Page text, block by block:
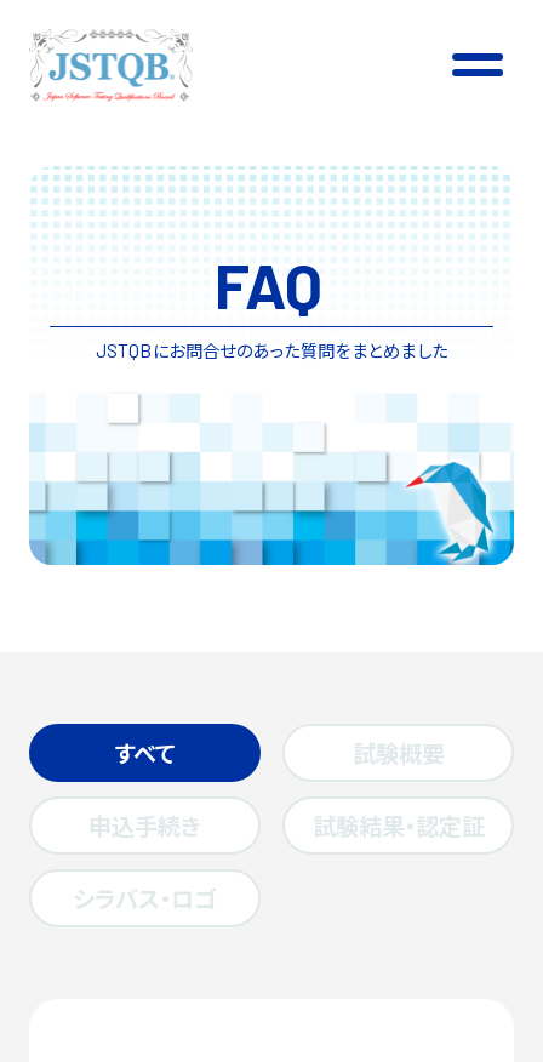
FAQ
JSTQB にお問合せのあった質問をまとめました
すべて 試験概要
申込手続き 試験結果・認定証
シラバス・ロゴ